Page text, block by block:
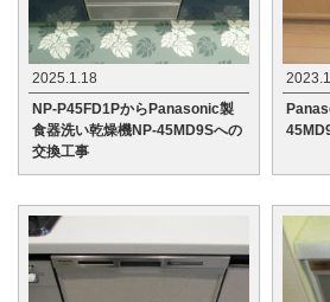
2025.1.18
NP-P45FD1PからPanasonic製
食器洗い乾燥機NP-45MD9Sへの
交換工事